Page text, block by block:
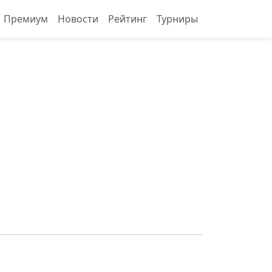
Премиум Новости Рейтинг Турниры